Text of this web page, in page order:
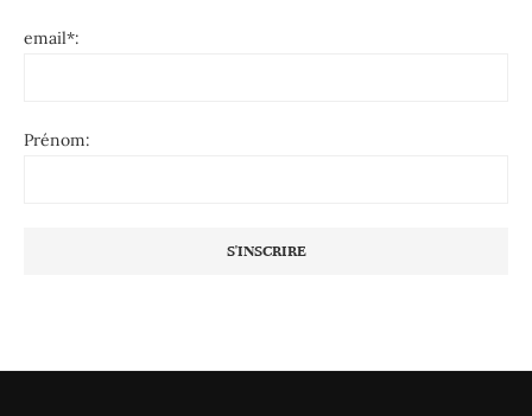
email*:
Prénom: